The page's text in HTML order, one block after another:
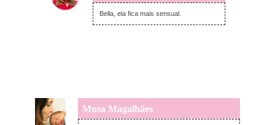
segunda-feira, fevereiro 18, 2013
Bella, ela fica mais sensual.
Musa Magalhães
segunda-feira, fevereiro 18, 2013